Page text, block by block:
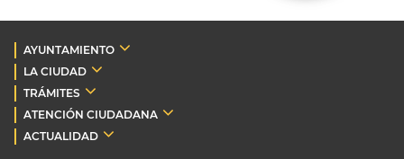
AYUNTAMIENTO
LA CIUDAD
TRÁMITES
ATENCIÓN CIUDADANA
ACTUALIDAD